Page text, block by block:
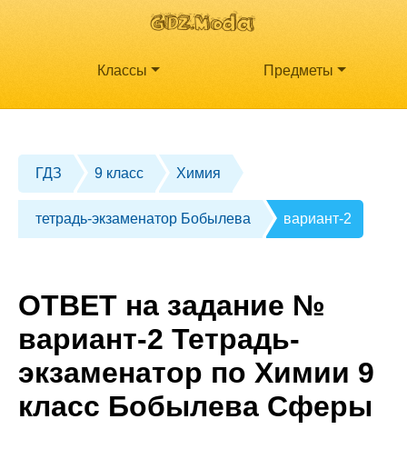
Классы Предметы
ГДЗ 9 класс Химия
тетрадь-экзаменатор Бобылева вариант-2
ОТВЕТ на задание №
вариант-2 Тетрадь-
экзаменатор по Химии 9
класс Бобылева Сферы